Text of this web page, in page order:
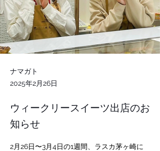
ナマガト
2025年2月26日
ウィークリースイーツ出店のお
知らせ
2月26日〜3月4日の1週間、ラスカ茅ヶ崎に